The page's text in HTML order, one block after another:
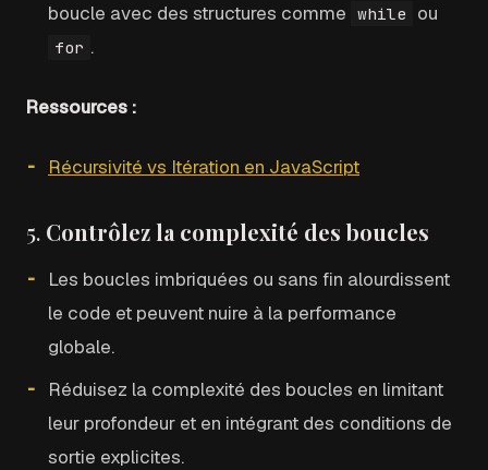
boucle avec des structures comme while ou
for .
Ressources :
Récursivité vs Itération en JavaScript
5. Contrôlez la complexité des boucles
Les boucles imbriquées ou sans fin alourdissent
le code et peuvent nuire à la performance
globale.
Réduisez la complexité des boucles en limitant
leur profondeur et en intégrant des conditions de
sortie explicites.